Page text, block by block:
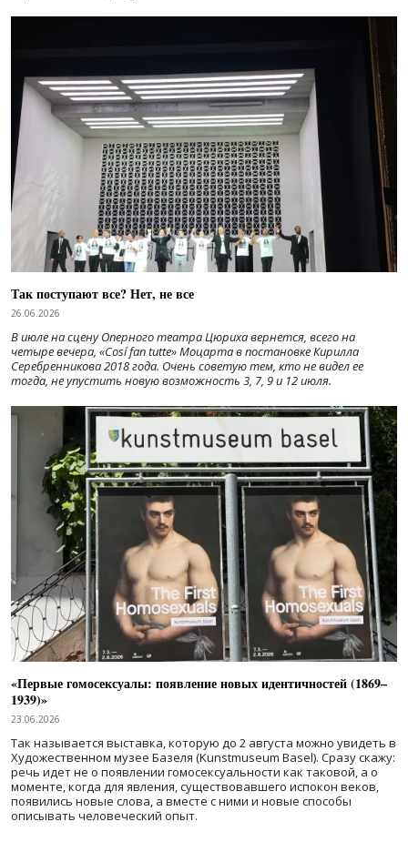
Так поступают все? Нет, не все
26.06.2026
В июле на сцену Оперного театра Цюриха вернется, всего на
четыре вечера, «Cosí fan tutte» Моцарта в постановке Кирилла
Серебренникова 2018 года. Очень советую тем, кто не видел ее
тогда, не упустить новую возможность 3, 7, 9 и 12 июля.
«Первые гомосексуалы: появление новых идентичностей (1869–
1939)»
23.06.2026
Так называется выставка, которую до 2 августа можно увидеть в
Художественном музее Базеля (Kunstmuseum Basel). Сразу скажу:
речь идет не о появлении гомосексуальности как таковой, а о
моменте, когда для явления, существовавшего испокон веков,
появились новые слова, а вместе с ними и новые способы
описывать человеческий опыт.